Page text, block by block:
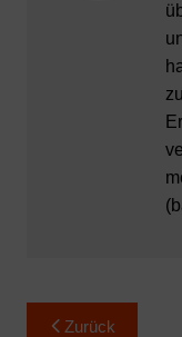
Zurück